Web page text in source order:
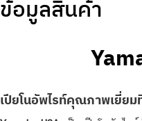
ข้อมูลสินค้า
เปียโนอัพไรท์คุณภาพเยี่ยม